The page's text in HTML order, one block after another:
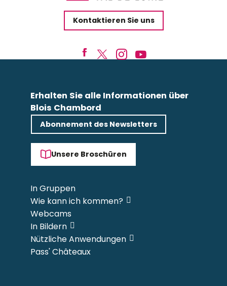
Kontaktieren Sie uns
Erhalten Sie alle Informationen über
Blois Chambord
Abonnement des Newsletters
Unsere Broschüren
In Gruppen
Wie kann ich kommen?
Webcams
In Bildern
Nützliche Anwendungen
Pass' Châteaux